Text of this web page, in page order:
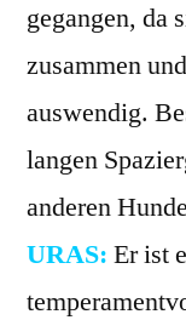
gegangen, da
zusammen
auswendig.
langen
anderen
URAS: Er ist